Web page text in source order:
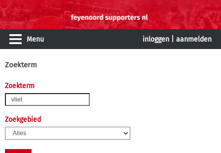
Menu inloggen aanmelden
Zoekterm
Zoekterm
Zoekgebied